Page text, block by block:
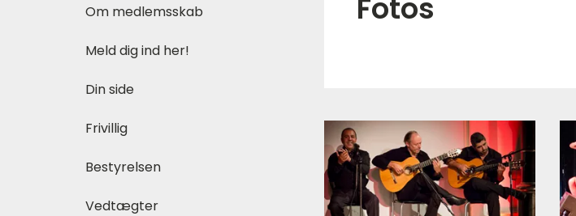
Om medlemsskab
Meld dig ind her!
Din side
Frivillig
Bestyrelsen
Vedtægter
Fotos